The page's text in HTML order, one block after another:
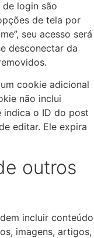
login são
de tela por
seu acesso será
desconectar da
cookie adicional
não inclui
indica o ID do post
editar. Ele expira
outros
incluir conteúdo
imagens, artigos,